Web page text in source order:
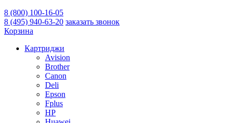
8 (800) 100-16-05
8 (495) 940-63-20 заказать звонок
Корзина
Картриджи
Avision
Brother
Canon
Deli
Epson
Fplus
HP